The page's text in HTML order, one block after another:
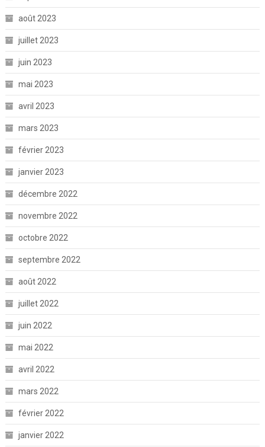
août 2023
juillet 2023
juin 2023
mai 2023
avril 2023
mars 2023
février 2023
janvier 2023
décembre 2022
novembre 2022
octobre 2022
septembre 2022
août 2022
juillet 2022
juin 2022
mai 2022
avril 2022
mars 2022
février 2022
janvier 2022